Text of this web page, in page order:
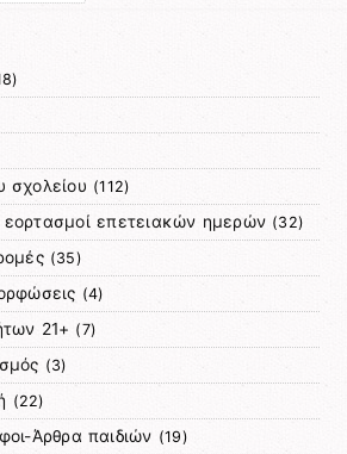
σχολείου (112)
εορτασμοί επετειακών ημερών (32)
(35)
(4)
21+ (7)
(3)
(22)
Άρθρα παιδιών (19)